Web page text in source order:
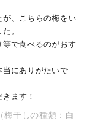
、こちらの梅をい
。
で食べるのがおす
にありがたいで
ます！
干しの種類：白